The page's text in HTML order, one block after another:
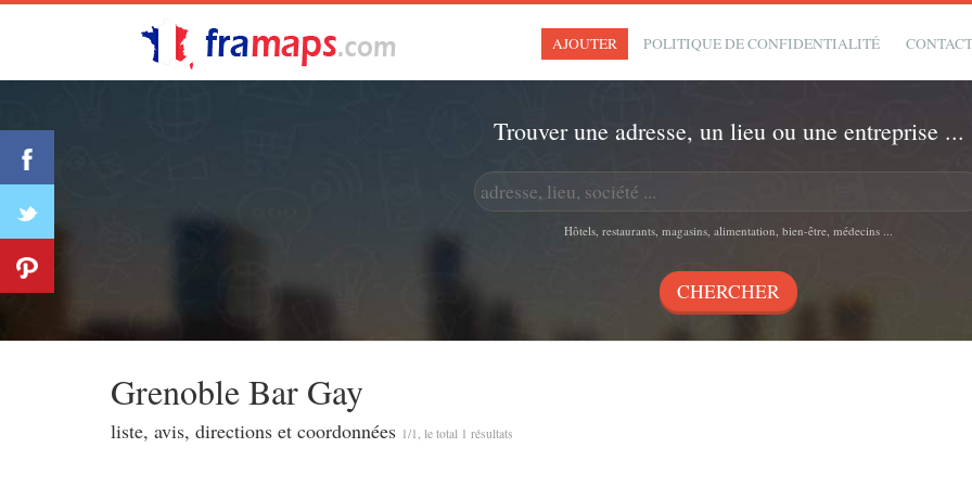
AJOUTER POLITIQUE DE CONFIDENTIALITÉ
Trouver une adresse, un lieu ou une entreprise ...
Hôtels, restaurants, magasins, alimentation, bien-être, médecins ...
Grenoble Bar Gay
liste, avis, directions et coordonnées 1/1, le total 1 résultats